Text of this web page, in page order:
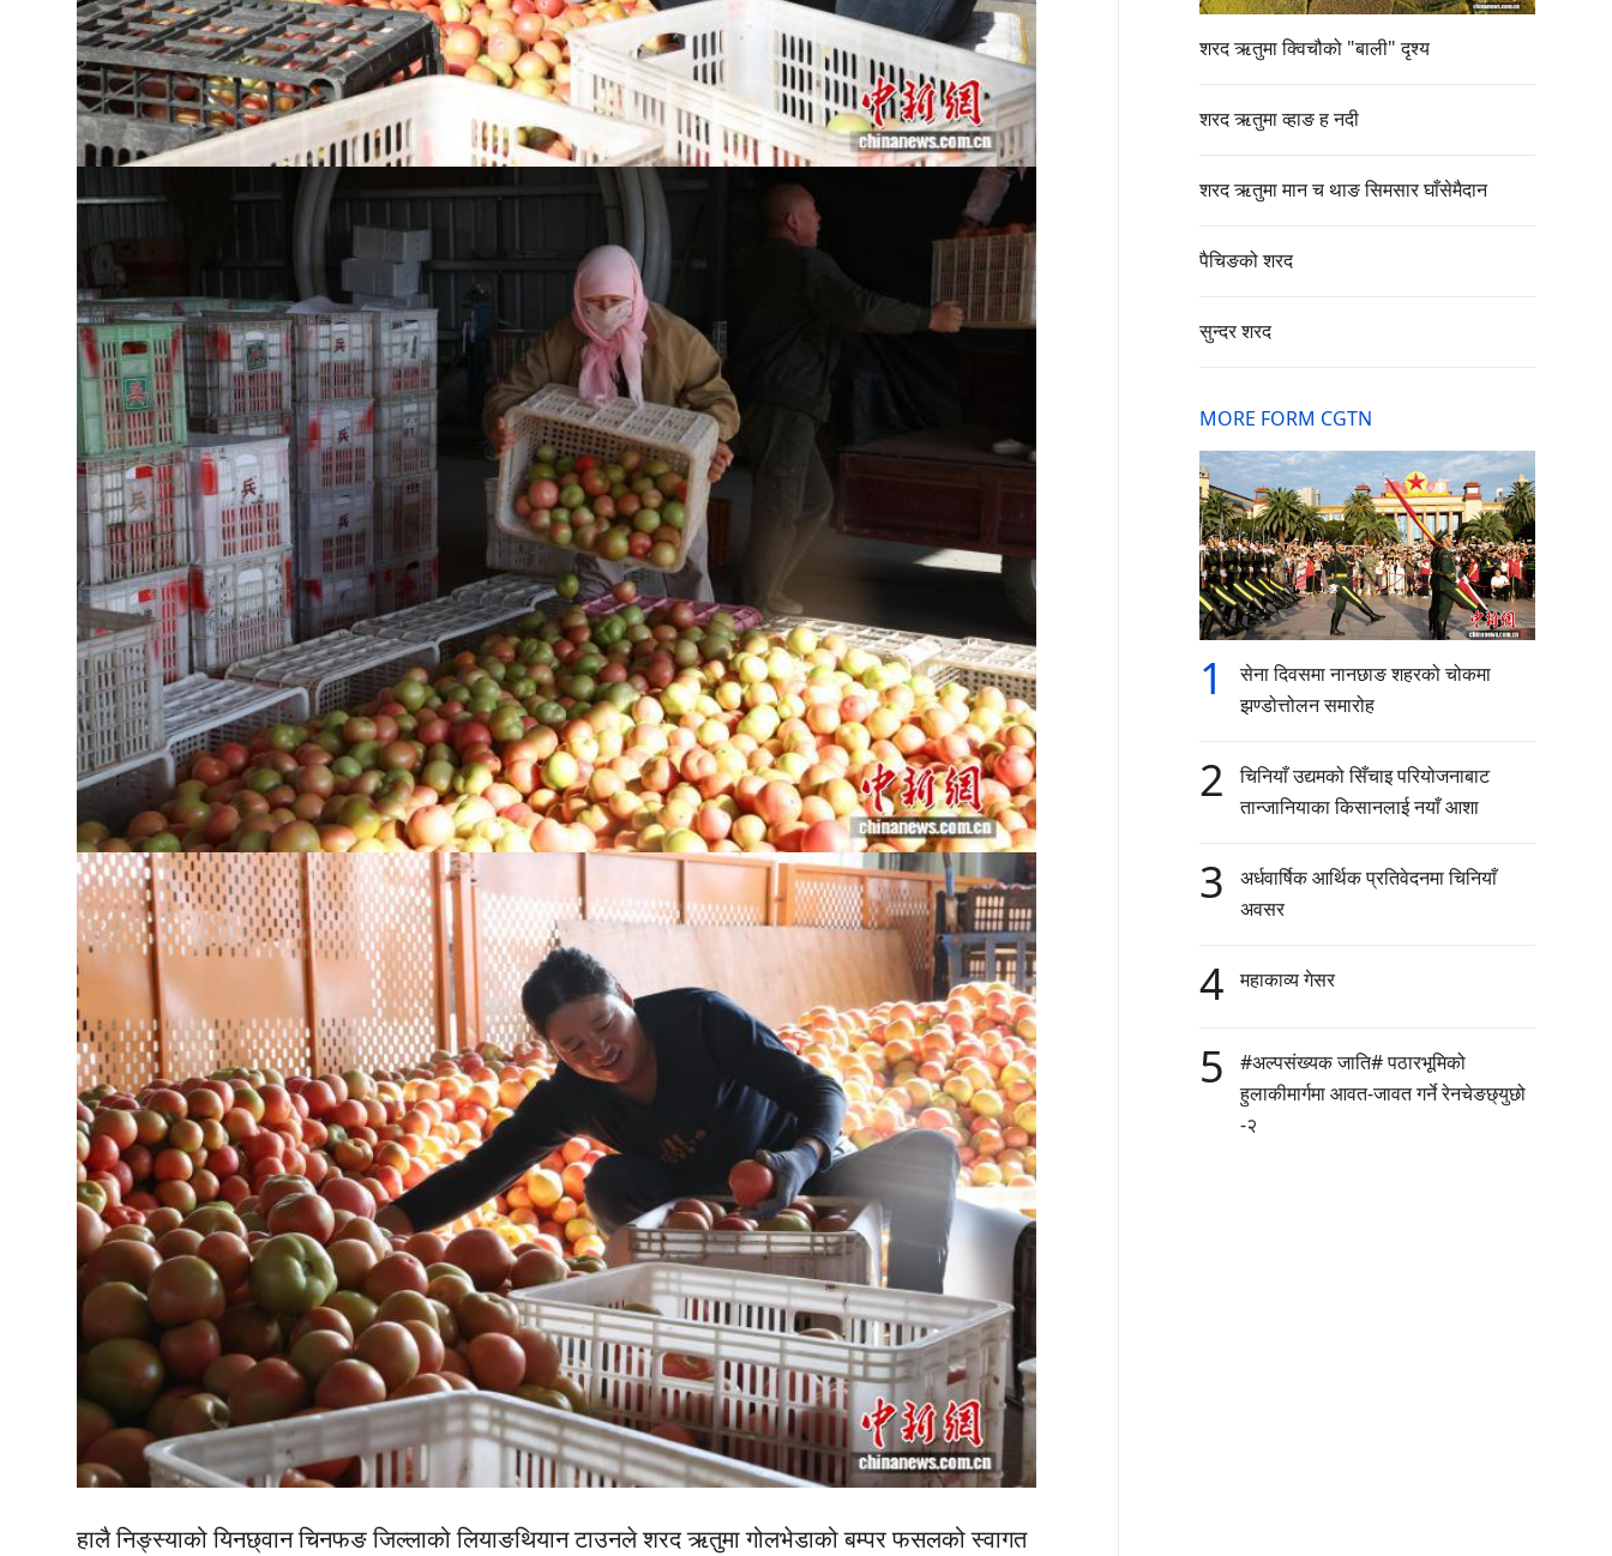
हालै निङ्स्याको यिनछ्वान चिनफङ जिल्लाको लियाङथियान टाउनले शरद ऋतुमा गोलभेडाको बम्पर फसलको स्वागत
शरद ऋतुमा क्विचौको "बाली" दृश्य
शरद ऋतुमा व्हाङ ह नदी
शरद ऋतुमा मान च थाङ सिमसार घाँसेमैदान
पैचिङको शरद
सुन्दर शरद
MORE FORM CGTN
1
सेना दिवसमा नानछाङ शहरको चोकमा
झण्डोत्तोलन समारोह
2
चिनियाँ उद्यमको सिँचाइ परियोजनाबाट
तान्जानियाका किसानलाई नयाँ आशा
3
अर्धवार्षिक आर्थिक प्रतिवेदनमा चिनियाँ
अवसर
4 महाकाव्य गेसर
5
#अल्पसंख्यक जाति# पठारभूमिको
हुलाकीमार्गमा आवत-जावत गर्ने रेनचेङछ्युछो
-२